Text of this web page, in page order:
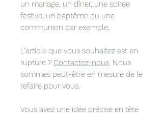
un mariage, un dîner, une soirée
festive, un baptême ou une
communion par exemple.
L’article que vous souhaitez est en
rupture ? Contactez-nous. Nous
sommes peut-être en mesure de le
refaire pour vous.
Vous avez une idée précise en tête